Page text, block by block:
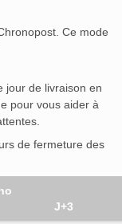
Ce mode
jour de livraison en
pour vous aider à
de fermeture des
J+3